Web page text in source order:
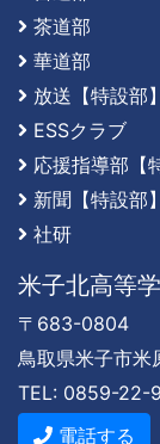
茶道部
華道部
放送【特設部】
ESSクラブ
応援指導部【
新聞【特設部】
社研
米子北高等
〒683-0804
鳥取県米子市米
TEL: 0859-22-
電話する